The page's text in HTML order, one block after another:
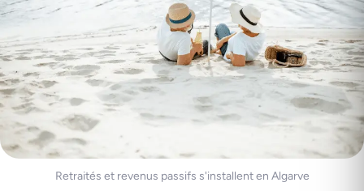
Retraités et revenus passifs s'installent en Algarve